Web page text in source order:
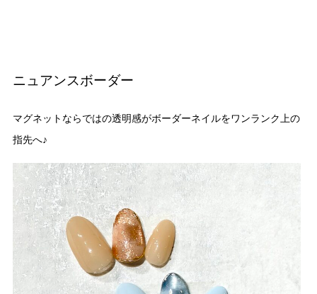
ニュアンスボーダー
マグネットならではの透明感がボーダーネイルをワンランク上の
指先へ♪